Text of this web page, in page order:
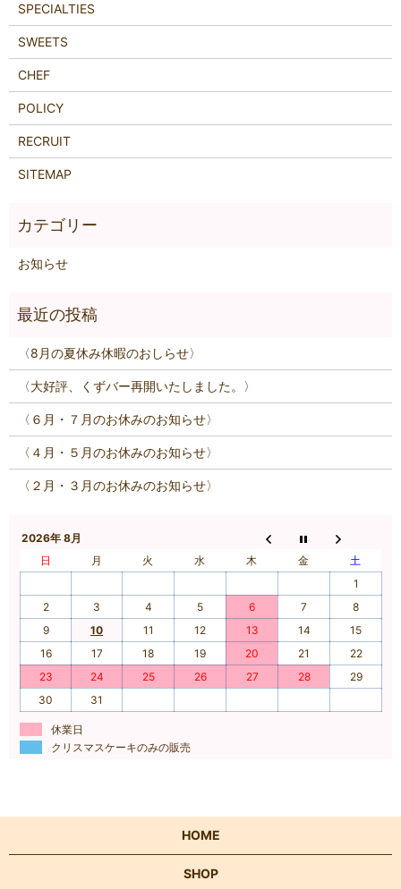
SPECIALTIES
SWEETS
CHEF
POLICY
RECRUIT
SITEMAP
お知らせ
〈8月の夏休み休暇のおしらせ〉
〈大好評、くずバー再開いたしました。〉
〈６月・７月のお休みのお知らせ〉
〈４月・５月のお休みのお知らせ〉
〈２月・３月のお休みのお知らせ〉
2026年 8月
日
月 火 水 木 金
土
1
2
3 4 5 6 7
8
9
10 11 12 13 14
15
16
17 18 19 20 21
22
23
24 25 26 27 28
29
30
31
休業日
クリスマスケーキのみの販売
HOME
SHOP